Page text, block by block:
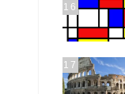
16
17